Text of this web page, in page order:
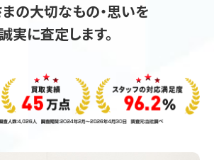
の大切なもの・思いを
実に査定します。